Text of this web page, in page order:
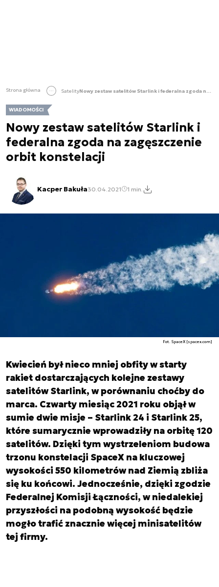
Strona główna Satelity Nowy zestaw satelitów Starlink i federalna zgoda na zagęszczenie orbit konstelacji
WIADOMOŚCI
Nowy zestaw satelitów Starlink i
federalna zgoda na zagęszczenie
orbit konstelacji
Kacper Bakuła30.04.2021 1 min.
Fot. SpaceX [spacex.com]
Kwiecień był nieco mniej obfity w starty
rakiet dostarczających kolejne zestawy
satelitów Starlink, w porównaniu choćby do
marca. Czwarty miesiąc 2021 roku objął w
sumie dwie misje – Starlink 24 i Starlink 25,
które sumarycznie wprowadziły na orbitę 120
satelitów. Dzięki tym wystrzeleniom budowa
trzonu konstelacji SpaceX na kluczowej
wysokości 550 kilometrów nad Ziemią zbliża
się ku końcowi. Jednocześnie, dzięki zgodzie
Federalnej Komisji Łączności, w niedalekiej
przyszłości na podobną wysokość będzie
mogło trafić znacznie więcej minisatelitów
tej firmy.